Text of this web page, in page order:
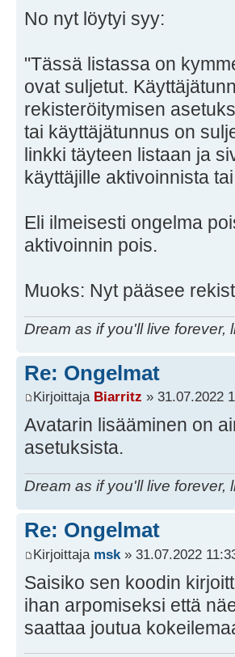
No nyt löytyi syy:
"Tässä listassa on
ovat suljetut.
rekisteröitymisen
tai käyttäjätunnus on
linkki täyteen listaan ja
käyttäjille aktivoinnista
Eli ilmeisesti ongelma
aktivoinnin pois.
Muoks: Nyt pääsee
Dream as if you'll live forever,
Re: Ongelmat
Kirjoittaja Biarritz » 31.07.2022
Avatarin lisääminen on
asetuksista.
Dream as if you'll live forever,
Re: Ongelmat
Kirjoittaja msk » 31.07.2022
Saisiko sen koodin
ihan arpomiseksi että
saattaa joutua